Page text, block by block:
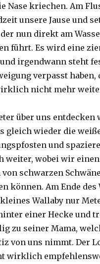
Nase kriechen. Am
unsere Jause und
nun direkt am
führt. Es wird eine
irgendwann steht
verpasst haben,
nicht mehr
über uns entdecken
gleich wieder die
und
weiter, wobei wir
von schwarzen
können. Am Ende des
Wallaby nur
einer Hecke und
zu seiner Mama,
von uns nimmt. Der
wirklich